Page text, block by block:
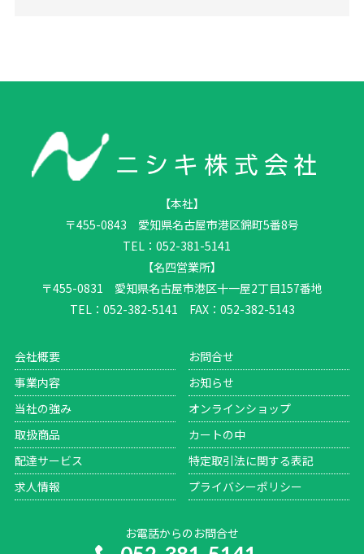
【本社】
〒455-0843 愛知県名古屋市港区錦町5番8号
TEL：052-381-5141
【名四営業所】
〒455-0831 愛知県名古屋市港区十一屋2丁目157番地
TEL：052-382-5141 FAX：052-382-5143
会社概要
事業内容
当社の強み
取扱商品
配達サービス
求人情報
お問合せ
お知らせ
オンラインショップ
カートの中
特定取引法に関する表記
プライバシーポリシー
お電話からのお問合せ